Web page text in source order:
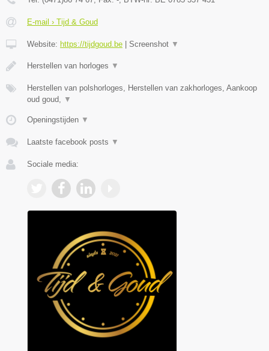
E-mail › Tijd & Goud
Website: https://tijdgoud.be | Screenshot ▼
Herstellen van horloges ▼
Herstellen van polshorloges, Herstellen van zakhorloges, Aankoop
oud goud,
▼
Openingstijden ▼
Laatste facebook posts ▼
Sociale media: